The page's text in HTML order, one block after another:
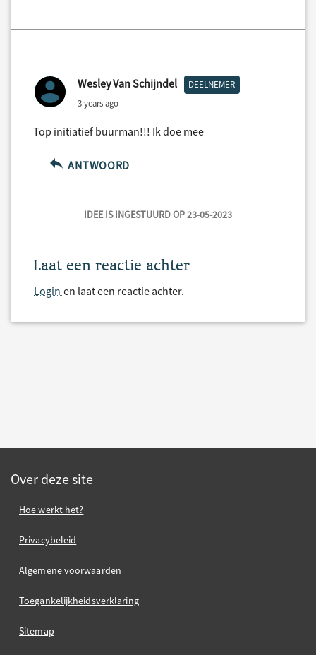
Wesley Van Schijndel DEELNEMER
3 years ago
Top initiatief buurman!!! Ik doe mee
ANTWOORD
IDEE IS INGESTUURD OP 23-05-2023
Laat een reactie achter
Login en laat een reactie achter.
Over deze site
Hoe werkt het?
Privacybeleid
Algemene voorwaarden
Toegankelijkheidsverklaring
Sitemap